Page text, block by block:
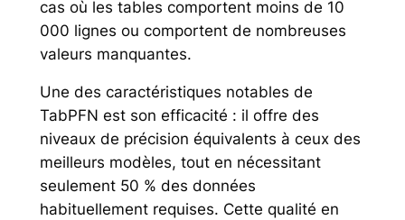
cas où les tables comportent moins de 10
000 lignes ou comportent de nombreuses
valeurs manquantes.
Une des caractéristiques notables de
TabPFN est son efficacité : il offre des
niveaux de précision équivalents à ceux des
meilleurs modèles, tout en nécessitant
seulement 50 % des données
habituellement requises. Cette qualité en